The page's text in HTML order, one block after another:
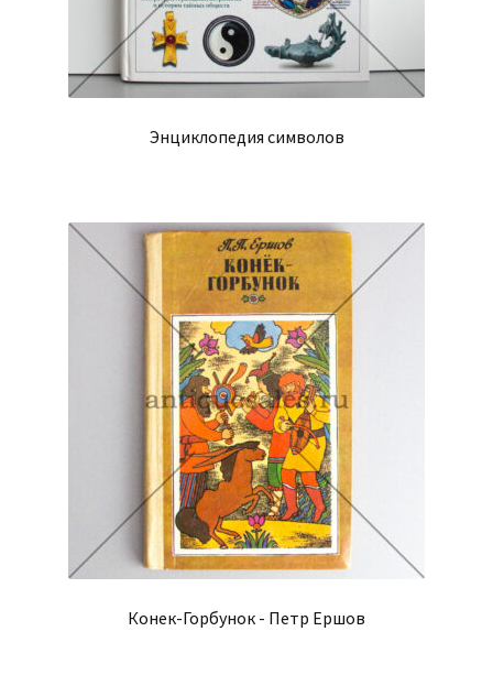
Энциклопедия символов
Конек-Горбунок - Петр Ершов